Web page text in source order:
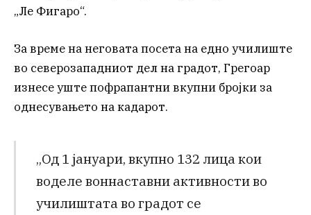
„Ле Фигаро“.
За време на неговата посета на едно училиште
во северозападниот дел на градот, Грегоар
изнесе уште пофрапантни вкупни бројки за
однесувањето на кадарот.
„Од 1 јануари, вкупно 132 лица кои
воделе воннаставни активности во
училиштата во градот се